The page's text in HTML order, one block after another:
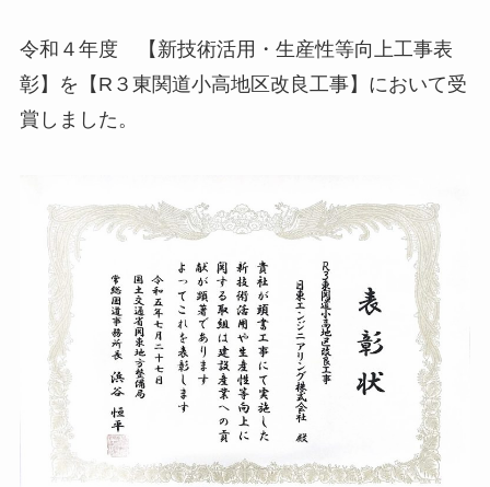
令和４年度 【新技術活用・生産性等向上工事表
彰】を【R３東関道小高地区改良工事】において受
賞しました。